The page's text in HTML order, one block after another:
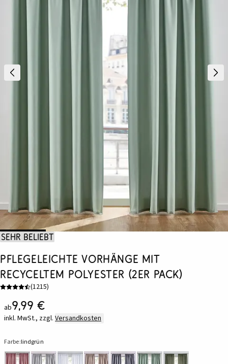
Sehr beliebt
Pflegeleichte Vorhänge mit
recyceltem Polyester (2er Pack)
(1215)
ab9,99 €
inkl. MwSt., zzgl. Versandkosten
Farbe:lindgrün